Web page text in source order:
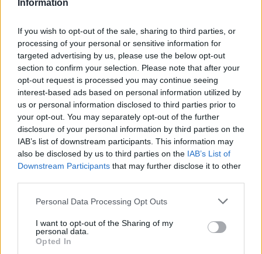
Information
If you wish to opt-out of the sale, sharing to third parties, or
processing of your personal or sensitive information for
targeted advertising by us, please use the below opt-out
section to confirm your selection. Please note that after your
opt-out request is processed you may continue seeing
interest-based ads based on personal information utilized by
us or personal information disclosed to third parties prior to
your opt-out. You may separately opt-out of the further
disclosure of your personal information by third parties on the
IAB’s list of downstream participants. This information may
also be disclosed by us to third parties on the IAB’s List of
Downstream Participants that may further disclose it to other
Personal Data Processing Opt Outs
I want to opt-out of the Sharing of my
personal data.
Opted In
καριέρα του και να μείνει για όσο εκείνος θέλει.
Είμαι σίγουρος ότι αυτές οι συζητήσεις θα γίνουν
και πιθανότατα μπορείτε να φανταστείτε προς ποια
κατεύθυνση θα οδηγηθούν. Δεν βλέπω κανένα
σενάριο στο οποίο να μη θέλουμε να βρούμε έναν
τρόπο ώστε να ολοκληρώσει εδώ την πορεία του με
τους Ουόριορς», ανέφερε.